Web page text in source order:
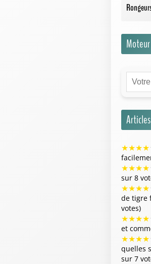
★★★★
★★★★
sur 8
★★★★
de tigre
votes)
★★★★
et
★★★★
quelles
sur 7